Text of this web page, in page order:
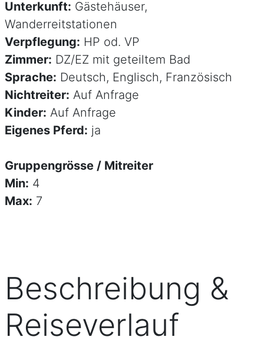
Unterkunft: Gästehäuser,
Wanderreitstationen
Verpflegung: HP od. VP
Zimmer: DZ/EZ mit geteiltem Bad
Sprache: Deutsch, Englisch, Französisch
Nichtreiter: Auf Anfrage
Kinder: Auf Anfrage
Eigenes Pferd: ja
Gruppengrösse / Mitreiter
Min: 4
Max: 7
Beschreibung &
Reiseverlauf